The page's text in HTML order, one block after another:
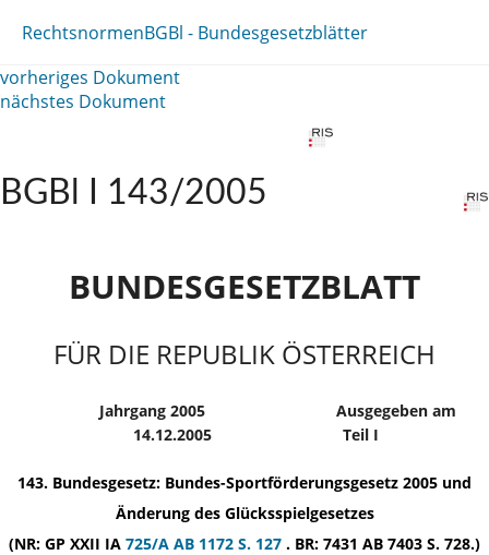
RechtsnormenBGBl - Bundesgesetzblätter
vorheriges Dokument
nächstes Dokument
BGBl I 143/2005
BUNDESGESETZBLATT
FÜR DIE REPUBLIK ÖSTERREICH
Jahrgang 2005
Ausgegeben am
14.12.2005
Teil I
143. Bundesgesetz: Bundes-Sportförderungsgesetz 2005 und
Änderung des Glücksspielgesetzes
(NR: GP XXII IA 725/A AB 1172 S. 127 . BR: 7431 AB 7403 S. 728.)